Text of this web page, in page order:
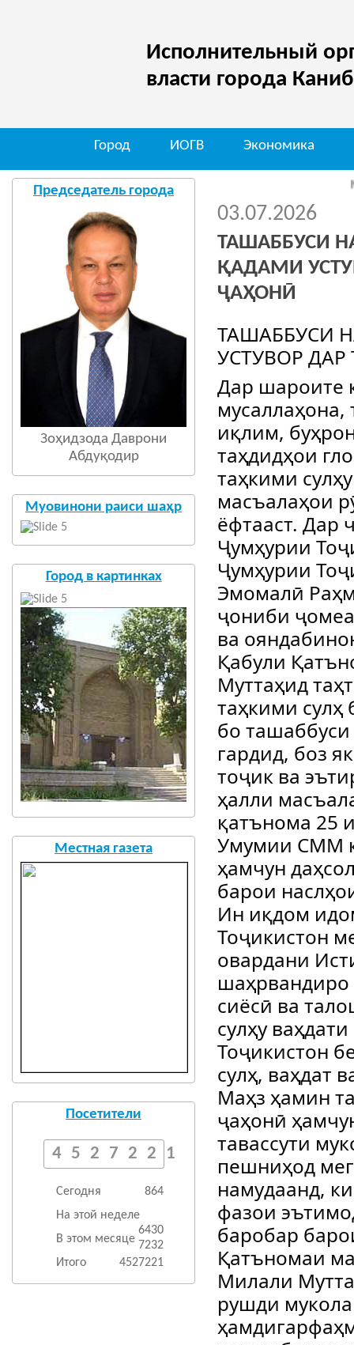
Исполнительный
власти города
Город ИОГВ Экономика
Председатель города
Зоҳидзода Даврони
Абдуқодир
Муовинони раиси шаҳр
Город в картинках
Местная газета
Посетители
4527221
Сегодня
864
На этой неделе
6430
В этом месяце 7232
Итого
4527221
Мо
03.07.2026
ТАШАББУСИ
ҚАДАМИ
ҶАҲОНӢ
ТАШАББУСИ
УСТУВОР
Дар шароите
иқлим,
таҳдидҳои
таҳкими
масъалаҳои
ёфтааст. Дар
Ҷумҳурии
Ҷумҳурии
Эмомалӣ
ҷониби
ва
Қабули
Муттаҳид
таҳкими сулҳ
бо
гардид, боз
тоҷик ва
ҳалли
қатънома 25
Умумии СММ
ҳамчун
барои
Ин иқдом
Тоҷикистон
овардани
шаҳрвандиро
сиёсӣ ва
сулҳу
Тоҷикистон
сулҳ, ваҳдат
Маҳз ҳамин
ҷаҳонӣ
тавассути
пешниҳод
намудаанд,
фазои
баробар
Қатъномаи
Милали
рушди